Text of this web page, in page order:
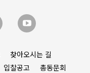
찾아오시는 길
입찰공고
총동문회